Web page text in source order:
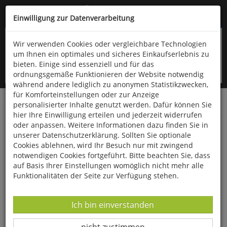
Kompletten Head der Seite überspringen
oder (06766) 9323-960
Startseite Bücher Biologie allgemein Zoologie
Der Regenwurm ist immer der Gärtner
Einwilligung zur Datenverarbeitung
Wir verwenden Cookies oder vergleichbare Technologien
um Ihnen ein optimales und sicheres Einkaufserlebnis zu
bieten. Einige sind essenziell und für das
ordnungsgemäße Funktionieren der Website notwendig
während andere lediglich zu anonymen Statistikzwecken,
für Komforteinstellungen oder zur Anzeige
personalisierter Inhalte genutzt werden. Dafür können Sie
hier Ihre Einwilligung erteilen und jederzeit widerrufen
oder anpassen. Weitere Informationen dazu finden Sie in
unserer Datenschutzerklärung. Sollten Sie optionale
Cookies ablehnen, wird Ihr Besuch nur mit zwingend
notwendigen Cookies fortgeführt. Bitte beachten Sie, dass
auf Basis Ihrer Einstellungen womöglich nicht mehr alle
Funktionalitäten der Seite zur Verfügung stehen.
Datenverarbeitung -
Ich bin einverstanden